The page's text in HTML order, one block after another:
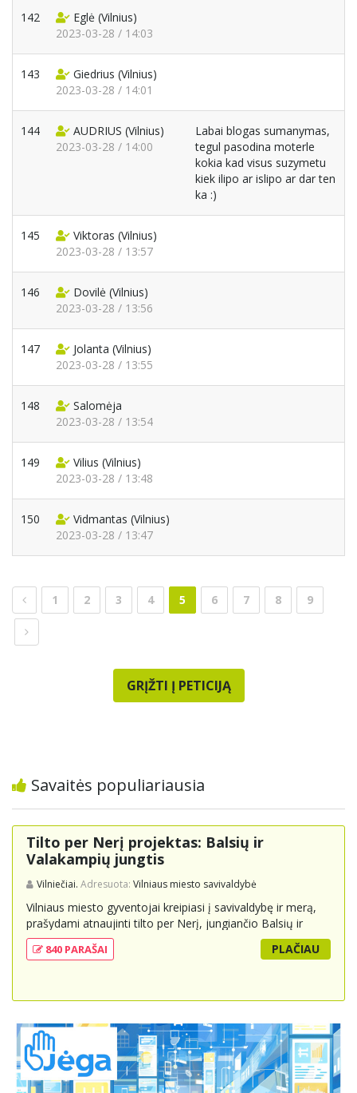
142 Eglė (Vilnius)
2023-03-28 / 14:03
143 Giedrius (Vilnius)
2023-03-28 / 14:01
144 AUDRIUS (Vilnius)
2023-03-28 / 14:00
Labai blogas sumanymas,
tegul pasodina moterle
kokia kad visus suzymetu
kiek ilipo ar islipo ar dar ten
ka :)
145 Viktoras (Vilnius)
2023-03-28 / 13:57
146 Dovilė (Vilnius)
2023-03-28 / 13:56
147 Jolanta (Vilnius)
2023-03-28 / 13:55
148
Salomėja
2023-03-28 / 13:54
149 Vilius (Vilnius)
2023-03-28 / 13:48
150 Vidmantas (Vilnius)
2023-03-28 / 13:47
1 2 3 4 5 6 7 8 9
GRĮŽTI Į PETICIJĄ
Savaitės populiariausia
Tilto per Nerį projektas: Balsių ir
Valakampių jungtis
Vilniečiai. Adresuota: Vilniaus miesto savivaldybė
Vilniaus miesto gyventojai kreipiasi į savivaldybę ir merą,
prašydami atnaujinti tilto per Nerį, jungiančio Balsių ir
Valakampių kryptis, projektą ir įtraukti jį į miesto
strateginius susisiekimo planus. Šis tiltas ne tik padėtų
suteikdamas daugiau susisiekimo galimybių tiek
dviratininkams. Gyventojai ragina atlikti techninę,
ekonominę ir transporto analizę, organizuoti viešas
konsultacijas ir integruoti projektą į ilgalaikius miesto
planus, siekiant užtikrinti transporto sistemos patikimumą
840 PARAŠAI PLAČIAU